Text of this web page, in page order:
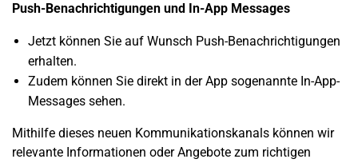
Push-Benachrichtigungen und In-App Messages
Jetzt können Sie auf Wunsch Push-Benachrichtigungen
erhalten.
Zudem können Sie direkt in der App sogenannte In-App-
Messages sehen.
Mithilfe dieses neuen Kommunikationskanals können wir
relevante Informationen oder Angebote zum richtigen